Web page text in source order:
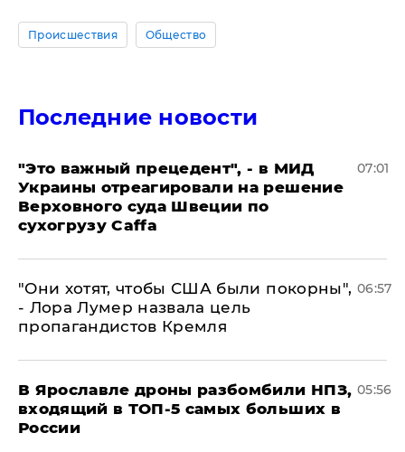
Происшествия Общество
Последние новости
"Это важный прецедент", - в МИД
Украины отреагировали на решение
Верховного суда Швеции по
сухогрузу Caffa
07:01
"Они хотят, чтобы США были покорны",
- Лора Лумер назвала цель
пропагандистов Кремля
06:57
В Ярославле дроны разбомбили НПЗ,
входящий в ТОП-5 самых больших в
России
05:56